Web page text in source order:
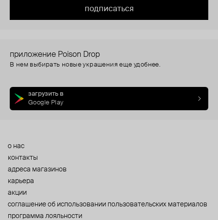
подписаться
приложение Poison Drop
В нем выбирать новые украшения еще удобнее.
загрузить в
Google Play
о нас
контакты
адреса магазинов
карьера
акции
cоглашение об использовании пользовательских материалов
программа лояльности